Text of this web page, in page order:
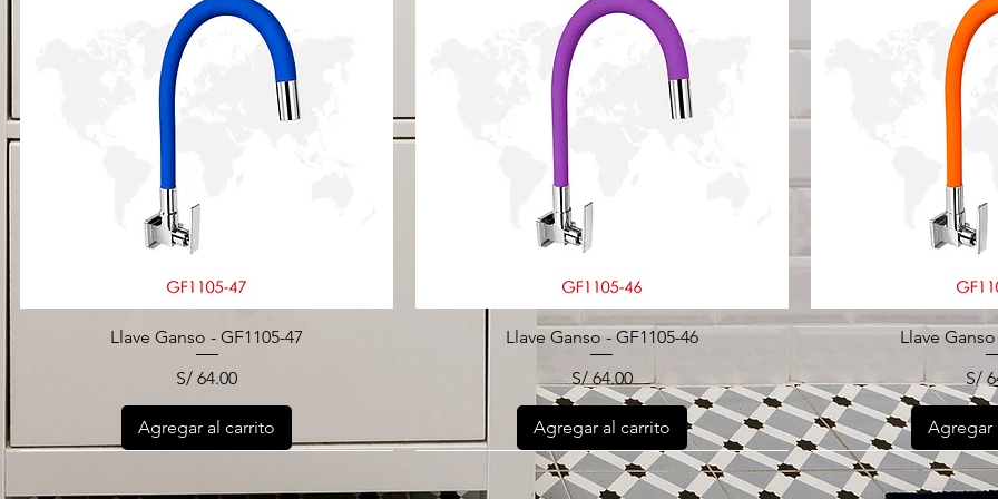
Llave Ganso - GF1105-47
Precio
S/ 64.00
Agregar al carrito
Llave Ganso - GF1105-46
Precio
S/ 64.00
Agregar al carrito
Llave
S/
Agregar